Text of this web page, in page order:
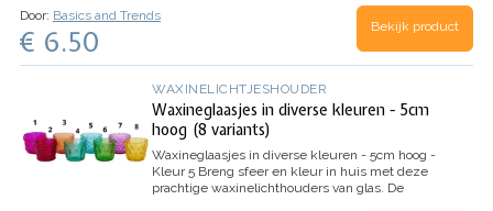
Door: Basics and Trends
€ 6.50 Bekijk product
WAXINELICHTJESHOUDER
Waxineglaasjes in diverse kleuren - 5cm
hoog (8 variants)
Waxineglaasjes in diverse kleuren - 5cm hoog -
Kleur 5 Breng sfeer en kleur in huis met deze
prachtige waxinelichthouders van glas. De